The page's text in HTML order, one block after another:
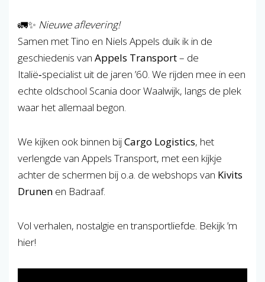
🚛✨ Nieuwe aflevering!
Samen met Tino en Niels Appels duik ik in de
geschiedenis van Appels Transport– de
Italië‑specialist uit de jaren ’60. We rijden mee in een
echte oldschool Scania door Waalwijk, langs de plek
waar het allemaal begon.
We kijken ook binnen bijCargo Logistics, het
verlengde van Appels Transport, met een kijkje
achter de schermen bij o.a. de webshops van Kivits
Drunen en Badraaf.
Vol verhalen, nostalgie en transportliefde. Bekijk ’m
hier!